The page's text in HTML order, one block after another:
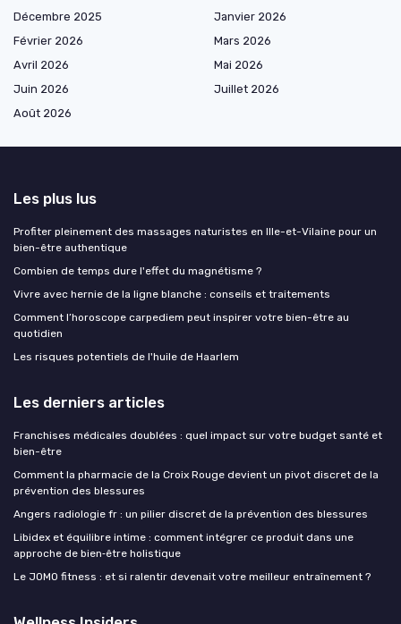
Décembre 2025
Janvier 2026
Février 2026
Mars 2026
Avril 2026
Mai 2026
Juin 2026
Juillet 2026
Août 2026
Les plus lus
Profiter pleinement des massages naturistes en Ille-et-Vilaine pour un
bien-être authentique
Combien de temps dure l'effet du magnétisme ?
Vivre avec hernie de la ligne blanche : conseils et traitements
Comment l’horoscope carpediem peut inspirer votre bien-être au
quotidien
Les risques potentiels de l'huile de Haarlem
Les derniers articles
Franchises médicales doublées : quel impact sur votre budget santé et
bien-être
Comment la pharmacie de la Croix Rouge devient un pivot discret de la
prévention des blessures
Angers radiologie fr : un pilier discret de la prévention des blessures
Libidex et équilibre intime : comment intégrer ce produit dans une
approche de bien‑être holistique
Le JOMO fitness : et si ralentir devenait votre meilleur entraînement ?